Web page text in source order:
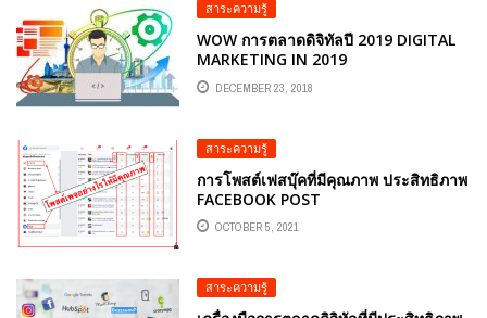
สาระความรู้
WOW การตลาดดิจิทัลปี 2019 DIGITAL
MARKETING IN 2019
DECEMBER 23, 2018
สาระความรู้
การโพสต์เฟสบุ๊คที่มีคุณภาพ ประสิทธิภาพ
FACEBOOK POST
OCTOBER 5, 2021
สาระความรู้